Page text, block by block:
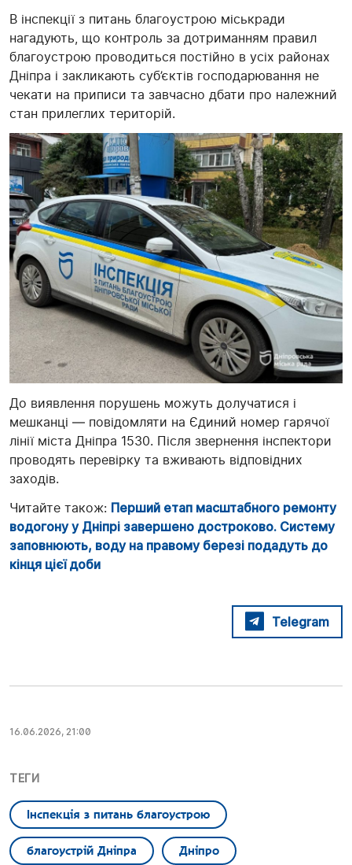
В інспекції з питань благоустрою міськради
нагадують, що контроль за дотриманням правил
благоустрою проводиться постійно в усіх районах
Дніпра і закликають суб’єктів господарювання не
чекати на приписи та завчасно дбати про належний
стан прилеглих територій.
До виявлення порушень можуть долучатися і
мешканці — повідомляти на Єдиний номер гарячої
лінії міста Дніпра 1530. Після звернення інспектори
проводять перевірку та вживають відповідних
заходів.
Читайте також: Перший етап масштабного ремонту
водогону у Дніпрі завершено достроково. Систему
заповнюють, воду на правому березі подадуть до
кінця цієї доби
Telegram
16.06.2026, 21:00
ТЕГИ
Інспекція з питань благоустрою
благоустрій Дніпра Дніпро